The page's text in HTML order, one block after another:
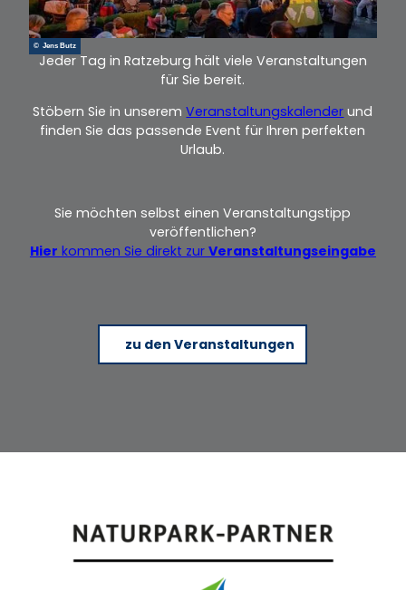
© Jens Butz
Jeder Tag in Ratzeburg hält viele Veranstaltungen
für Sie bereit.
Stöbern Sie in unseremVeranstaltungskalender und
finden Sie das passende Event für Ihren perfekten
Urlaub.
Sie möchten selbst einen Veranstaltungstipp
veröffentlichen?
Hier kommen Sie direkt zur Veranstaltungseingabe
zu den Veranstaltungen